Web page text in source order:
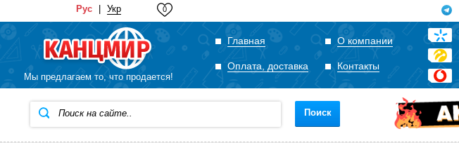
Рус Укр 0
Мы предлагаем то, что продается!
Главная О компании
Оплата, доставка Контакты
Поиск